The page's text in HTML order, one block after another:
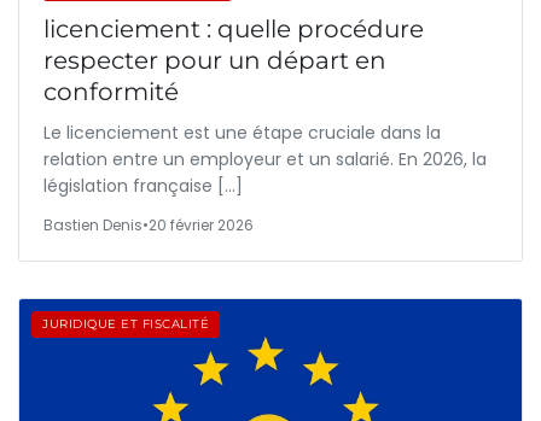
licenciement : quelle procédure
respecter pour un départ en
conformité
Le licenciement est une étape cruciale dans la
relation entre un employeur et un salarié. En 2026, la
législation française […]
Bastien Denis•20 février 2026
JURIDIQUE ET FISCALITÉ